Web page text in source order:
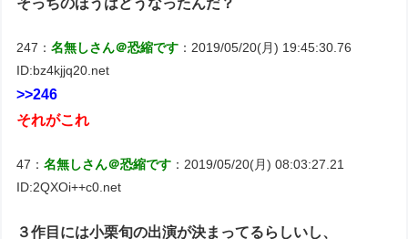
247：名無しさん＠恐縮です ：2019/05/20(月) 19:45:30.76
ID:bz4kjjq20.net
>>246
それがこれ
47：名無しさん＠恐縮です ：2019/05/20(月) 08:03:27.21
ID:2QXOi++c0.net
３作目には小栗旬の出演が決まってるらしいし、